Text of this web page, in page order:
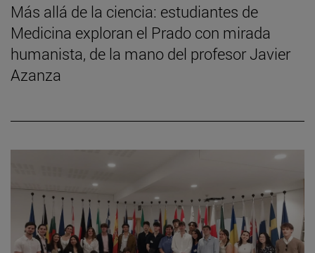
Más allá de la ciencia: estudiantes de
Medicina exploran el Prado con mirada
humanista, de la mano del profesor Javier
Azanza